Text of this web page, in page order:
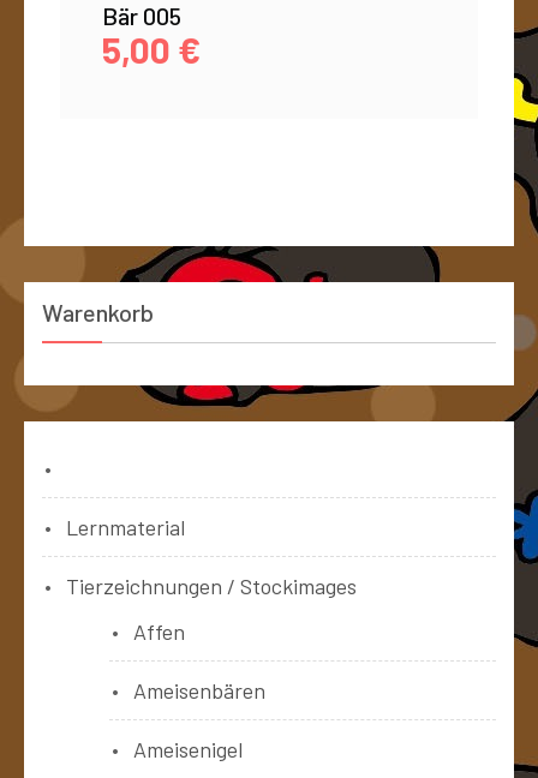
Bär 005
5,00 €
Warenkorb
Lernmaterial
Tierzeichnungen / Stockimages
Affen
Ameisenbären
Ameisenigel